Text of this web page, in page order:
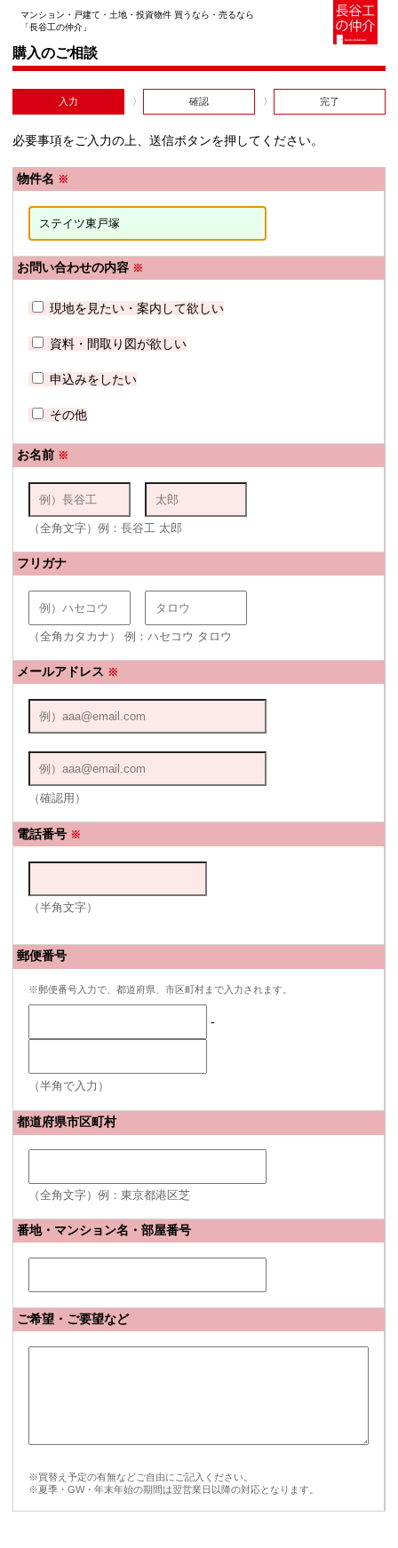
マンション・戸建て・土地・投資物件 買うなら・売るなら
「長谷工の仲介」
購入のご相談
入力 確認 完了
必要事項をご入力の上、送信ボタンを押してください。
物件名 ※
お問い合わせの内容 ※
現地を見たい・案内して欲しい
資料・間取り図が欲しい
申込みをしたい
その他
お名前 ※
（全角文字）例：長谷工 太郎
フリガナ
（全角カタカナ） 例：ハセコウ タロウ
メールアドレス ※
（確認用）
電話番号 ※
（半角文字）
郵便番号
※郵便番号入力で、都道府県、市区町村まで入力されます。
-
（半角で入力）
都道府県市区町村
（全角文字）例：東京都港区芝
番地・マンション名・部屋番号
ご希望・ご要望など
※買替え予定の有無などご自由にご記入ください。
※夏季・GW・年末年始の期間は翌営業日以降の対応となります。